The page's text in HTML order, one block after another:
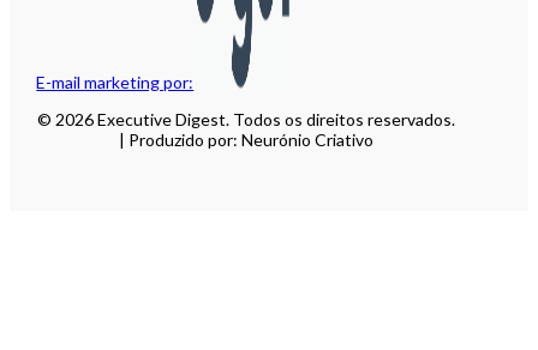
E-mail marketing por:
© 2026 Executive Digest. Todos os direitos reservados.
| Produzido por: Neurónio Criativo